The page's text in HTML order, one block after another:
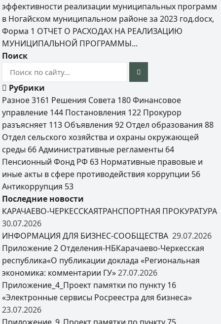
эффективности реализации муниципальных программ
в Ногайском муниципальном районе за 2023 год.docx,
Форма 1 ОТЧЕТ О РАСХОДАХ НА РЕАЛИЗАЦИЮ
МУНИЦИПАЛЬНОЙ ПРОГРАММЫ...
Поиск
Рубрики
Разное3161 Решения Совета 180 Финансовое
управление 144 Постановления 122 Прокурор
разъясняет 113 Объявления92 Отдел образования88
Отдел сельского хозяйства и охраны окружающей
среды 66 Административные регламенты 64
Пенсионный Фонд РФ 63 Нормативные правовые и
иные акты в сфере противодействия коррупции 56
Антикоррупция 53
Последние новости
КАРАЧАЕВО-ЧЕРКЕССКАЯТРАНСПОРТНАЯ ПРОКУРАТУРА
30.07.2026
ИНФОРМАЦИЯ ДЛЯ БИЗНЕС-СООБЩЕСТВА 29.07.2026
Приложение 2 Отделения-НБКарачаево-Черкесская
республика«О публикации доклада «Региональная
экономика: комментарии ГУ» 27.07.2026
Приложение_4_Проект памятки по пункту 16
«Электронные сервисы Росреестра для бизнеса»
23.07.2026